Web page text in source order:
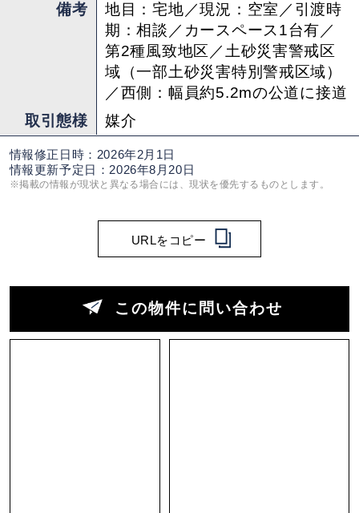
備考
地目：宅地／現況：空室／引渡時
期：相談／カースペース1台有／
第2種風致地区／土砂災害警戒区
域（一部土砂災害特別警戒区域）
／西側：幅員約5.2mの公道に接道
取引態様
媒介
情報修正日時：2026年2月1日
情報更新予定日：2026年8月20日
※掲載の情報が現状と異なる場合には、現状を優先するものとします。
URLをコピー
この物件に問い合わせ